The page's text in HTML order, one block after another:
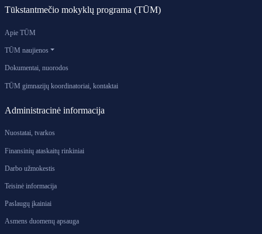
Tūkstantmečio mokyklų programa (TŪM)
Apie TŪM
TŪM naujienos
Dokumentai, nuorodos
TŪM gimnazijų koordinatoriai, kontaktai
Administracinė informacija
Nuostatai, tvarkos
Finansinių ataskaitų rinkiniai
Darbo užmokestis
Teisinė informacija
Paslaugų įkainiai
Asmens duomenų apsauga